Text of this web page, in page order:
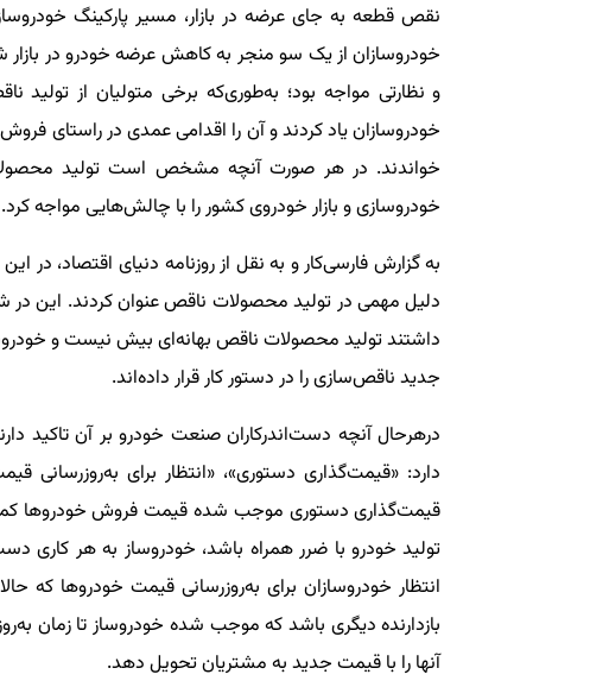
نقص قطعه به جای عرضه در بازار، مسیر پارکینگ
خودروسازان از یک سو منجر به کاهش عرضه خودرو در بازار
و نظارتی مواجه بود؛ به‌طوری‌که برخی متولیان از تولید
خودروسازان یاد کردند و آن را اقدامی عمدی در راستای
خواندند. در هر صورت آنچه مشخص است تولید
خودروسازی و بازار خودروی کشور را با چالش‌هایی مواجه کرد.
به گزارش فارسی‌کار و به نقل از روزنامه دنیای اقتصاد، در
دلیل مهمی در تولید محصولات ناقص عنوان کردند. این
داشتند تولید محصولات ناقص بهانه‌ای بیش نیست و
جدید ناقص‌سازی را در دستور کار قرار داده‌اند.
در‌هر‌حال آنچه دست‌اندرکاران صنعت خودرو بر آن تاکید
دارد: «قیمت‌گذاری دستوری»، «انتظار برای
قیمت‌گذاری دستوری موجب شده قیمت فروش خودروها
تولید خودرو با ضرر همراه باشد، خودروساز به هر کاری
انتظار خودروسازان برای به‌روز‌رسانی قیمت خودروها که
بازدارنده دیگری باشد که موجب شده خودروساز تا زمان
آنها را با قیمت جدید به مشتریان تحویل دهد.